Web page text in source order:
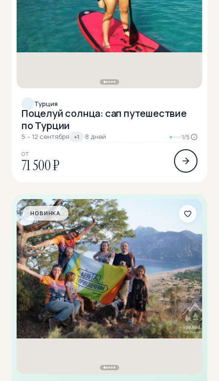
Турция
Поцелуй солнца: сап путешествие
по Турции
5 – 12 сентября +1 ·8 дней 1/5
ОТ
71 500 ₽
НОВИНКА